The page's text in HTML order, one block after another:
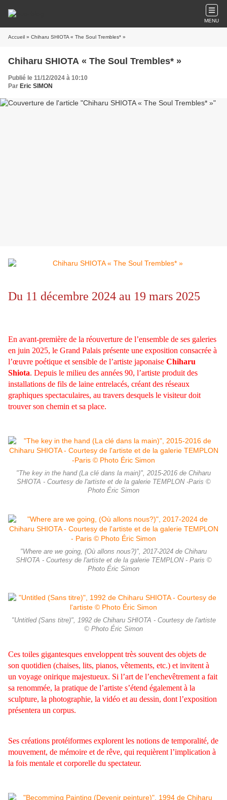
MENU
Accueil » Chiharu SHIOTA « The Soul Trembles* »
Chiharu SHIOTA « The Soul Trembles* »
Publié le 11/12/2024 à 10:10
Par Eric SIMON
Du 11 décembre 2024 au 19 mars 2025
En avant-première de la réouverture de l’ensemble de ses galeries
en juin 2025, le Grand Palais présente une exposition consacrée à
l’œuvre poétique et sensible de l’artiste japonaise Chiharu
Shiota. Depuis le milieu des années 90, l’artiste produit des
installations de fils de laine entrelacés, créant des réseaux
graphiques spectaculaires, au travers desquels le visiteur doit
trouver son chemin et sa place.
"The key in the hand (La clé dans la main)", 2015-2016 de Chiharu
SHIOTA - Courtesy de l'artiste et de la galerie TEMPLON -Paris ©
Photo Éric Simon
"Where are we going, (Où allons nous?)", 2017-2024 de Chiharu
SHIOTA - Courtesy de l'artiste et de la galerie TEMPLON - Paris ©
Photo Éric Simon
"Untitled (Sans titre)", 1992 de Chiharu SHIOTA - Courtesy de l'artiste
© Photo Éric Simon
Ces toiles gigantesques enveloppent très souvent des objets de
son quotidien (chaises, lits, pianos, vêtements, etc.) et invitent à
un voyage onirique majestueux. Si l’art de l’enchevêtrement a fait
sa renommée, la pratique de l’artiste s’étend également à la
sculpture, la photographie, la vidéo et au dessin, dont l’exposition
présentera un corpus.
Ses créations protéiformes explorent les notions de temporalité, de
mouvement, de mémoire et de rêve, qui requièrent l’implication à
la fois mentale et corporelle du spectateur.